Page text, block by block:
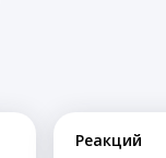
Реакций